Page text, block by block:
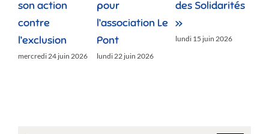
juin 2026
pour
l’association Le
Pont
lundi 22 juin 2026
des Solidarités
»
lundi 15 juin 2026
douces